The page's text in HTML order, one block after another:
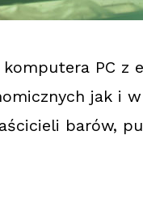
PC z
jak i
barów,